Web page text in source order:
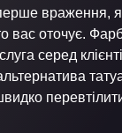
враження,
вас оточує.
серед